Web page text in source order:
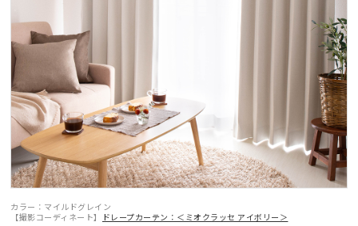
カラー：マイルドグレイン
【撮影コーディネート】
ドレープカーテン：＜ミオクラッセ アイボリー＞